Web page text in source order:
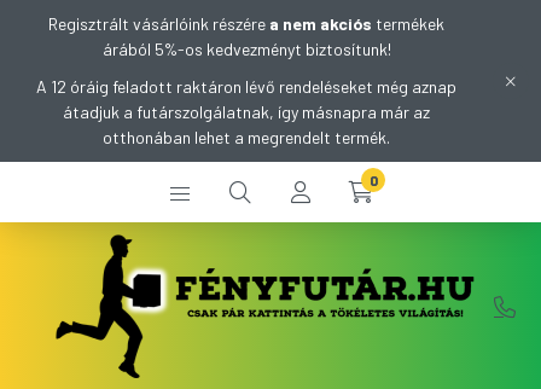
Regisztrált vásárlóink részére a nem akciós termékek
árából 5%-os kedvezményt biztosítunk!
A 12 óráig feladott raktáron lévő rendeléseket még aznap
átadjuk a futárszolgálatnak, így másnapra már az
otthonában lehet a megrendelt termék.
0